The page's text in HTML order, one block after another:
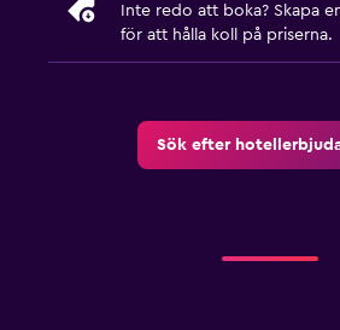
Inte redo att boka? Skapa
för att hålla koll på priserna.
Sök efter